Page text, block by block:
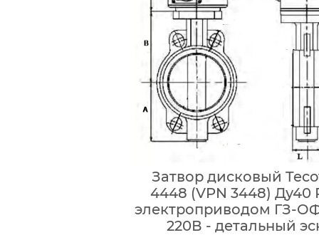
Затвор дисковый
4448 (VPN 3448) Ду40
электроприводом ГЗ-
220В - детальный